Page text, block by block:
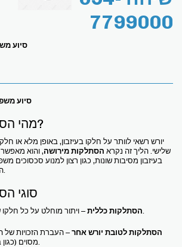
7799000
סיוע
סיוע
מהי הסתלקות מירושה?
יורש רשאי לוותר על חלקו בעיזבון, באופן מלא או
שלישי. הליך זה נקרא הסתלקות מירושה, והוא מאפשר
בעיזבון מסיבות שונות, כגון רצון למנוע סכסוכים
העברת הנכס לצד מועדף.
סוגי
הסתלקות כללית– ויתור מוחלט על כל חלקו של היורש בעיזבון.
הסתלקות לטובת יורש אחר– העברת הזכויות של
מסוים (כגון בן משפחה קרוב).